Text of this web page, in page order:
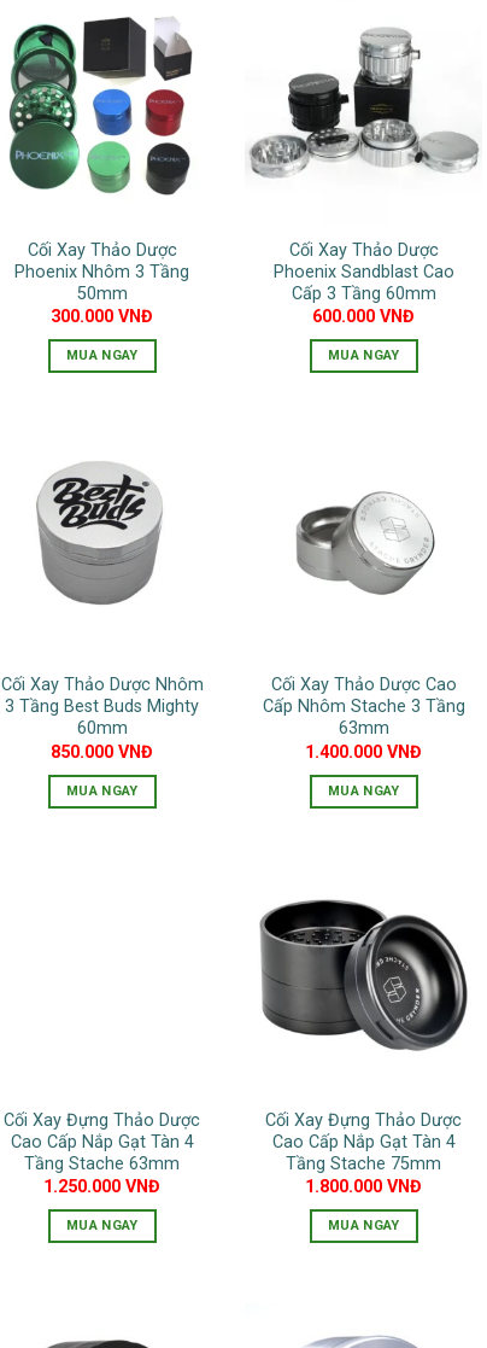
có
nhiều
biến
thể.
Các
tùy
chọn
được
chọn
trên
trang
sản
có
nhiều
biến
thể.
Các
tùy
thể
được
chọn
trên
trang
Cối Xay Thảo Dược
Phoenix Nhôm 3 Tầng
50mm
300.000VNĐ
MUA NGAY
có
nhiều
biến
thể.
tùy
thể
được
chọn
trên
trang
Cối Xay Thảo Dược
Phoenix Sandblast Cao
Cấp 3 Tầng 60mm
600.000VNĐ
MUA NGAY
nhiều
biến
thể.
Các
thể
được
chọn
trên
trang
Cối Xay Thảo Dược Nhôm
3 Tầng Best Buds Mighty
60mm
850.000VNĐ
MUA NGAY
thể
được
chọn
trên
trang
Cối Xay Thảo Dược Cao
Cấp Nhôm Stache 3 Tầng
63mm
1.400.000VNĐ
MUA NGAY
có
nhiều
biến
thể.
Các
tùy
thể
được
chọn
trên
trang
Cối Xay Đựng Thảo Dược
Cao Cấp Nắp Gạt Tàn 4
Tầng Stache 63mm
1.250.000VNĐ
MUA NGAY
có
Cối Xay Đựng Thảo Dược
Cao Cấp Nắp Gạt Tàn 4
Tầng Stache 75mm
1.800.000VNĐ
MUA NGAY